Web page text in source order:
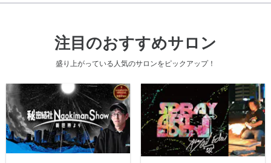
注目のおすすめサロン
盛り上がっている人気のサロンをピックアップ！